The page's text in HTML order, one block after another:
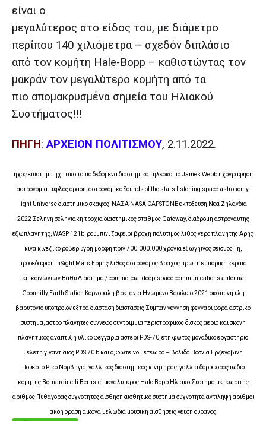
είναι ο
μεγαλύτερος στο είδος του, με διάμετρο
περίπου 140 χιλιόμετρα – σχεδόν διπλάσιο
από τον κομήτη Hale-Bopp – καθιστώντας τον
μακράν τον μεγαλύτερο κομήτη από τα
πιο απομακρυσμένα σημεία του Ηλιακού
Συστήματος!!!
ΠΗΓΗ:ΑΡΧΕΙΟΝ ΠΟΛΙΤΙΣΜΟΥ, 2.11.2022.
ηχος επιστημη ηχητικο τοπιο δεδομενα διαστημικο τηλεσκοπιο James Webb ηχογραφηση
αστρονομια τυφλος οραση, αστρονομικο Sounds of the stars listening space astronomy,
light Universe διαστημικο σκαφος, ΝΑΣΑ NASA CAPSTONE εκτοξευση Νεα Ζηλανδια
2022 Σεληνη σεληνιακη τροχια διαστημικος σταθμος Gateway, διαδρομη αστροναυτης
εξωπλανητης, WASP 121b, ρουμπινι ζαφειρι βροχη πολυτιμος λιθος νερο πλανητης Αρης
κινα κινεζικο ροβερ υγρη μορφη πριν 700.000.000 χρονια εξωγηινος σεισμος Γη,
προσεδαφιση InSight Mars Ερμης λιθος αστρονομος βραχος πρωτη εμπορικη κεραια
επικοινωνιων Βαθυ Διαστημα / commercial deep-space communications antenna
Goonhilly Earth Station Κορνουαλη βρετανια Ηνωμενο Βασιλειο 2021 σκοτεινη υλη
βαρυτονιο υποπροιον εξτρα διασταση διαστασεις Συμπαν γεννηση φεγγαρι φορα αστρικο
συστημα, αστρο πλανητες συννεφο συντριμμια περιστροφικος δισκος αεριο και σκονη
πλανητικος αναπτυξη υλικο φεγγαρια αστερι PDS-70, ετη φωτος μοναδικο εργαστηριο
μελετη γιγαντιαιος PDS 70 b και c, φωτεινο μετεωρο – βολιδα Βοσνια Ερζεγοβινη
Πουερτο Ρικο Νορβηγια, γαλλικος διαστημικος κινητηρας, γαλλια δορυφορος ιωδιο
κομητης Bernardinelli Bernstei μεγαλυτερος Hale Bopp Ηλιακο Συστημα μετεωριτης
αριθμος Πυθαγορας συχνοτητες αισθηση αισθητικο συστημα συχνοτητα αντιληψη αριθμοι
ακοη οραση αικονα μελωδια μουσικη αισθησεις γευση ουρανος